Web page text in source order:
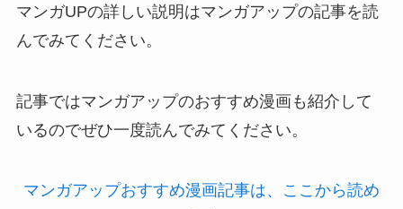
マンガUPの詳しい説明はマンガアップの記事を読
んでみてください。
記事ではマンガアップのおすすめ漫画も紹介して
いるのでぜひ一度読んでみてください。
マンガアップおすすめ漫画記事は、ここから読め